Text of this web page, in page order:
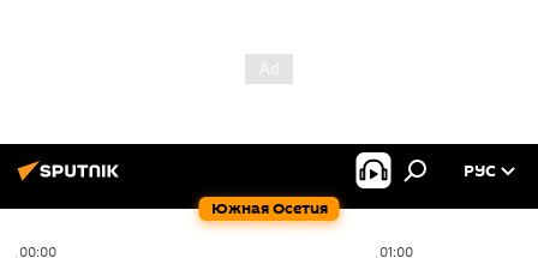
Южная Осетия
РУС
00:00 01:00